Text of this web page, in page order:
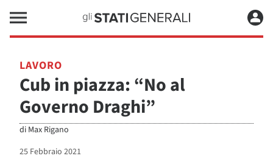
LAVORO
Cub in piazza: “No al
Governo Draghi”
di Max Rigano
25 Febbraio 2021